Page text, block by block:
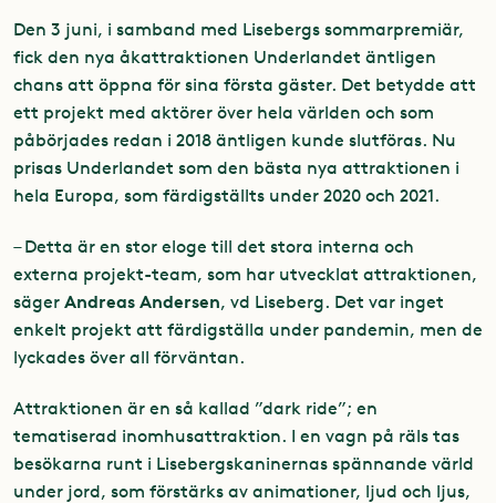
Den 3 juni, i samband med Lisebergs sommarpremiär,
fick den nya åkattraktionen Underlandet äntligen
chans att öppna för sina första gäster. Det betydde att
ett projekt med aktörer över hela världen och som
påbörjades redan i 2018 äntligen kunde slutföras. Nu
prisas Underlandet som den bästa nya attraktionen i
hela Europa, som färdigställts under 2020 och 2021.
– Detta är en stor eloge till det stora interna och
externa projekt-team, som har utvecklat attraktionen,
säger Andreas Andersen, vd Liseberg. Det var inget
enkelt projekt att färdigställa under pandemin, men de
lyckades över all förväntan.
Attraktionen är en så kallad ”dark ride”; en
tematiserad inomhusattraktion. I en vagn på räls tas
besökarna runt i Lisebergskaninernas spännande värld
under jord, som förstärks av animationer, ljud och ljus,